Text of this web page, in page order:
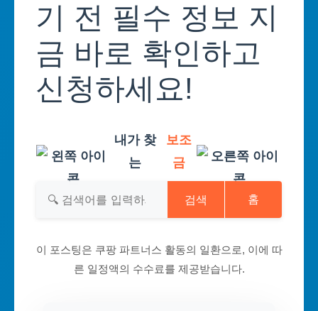
기 전 필수 정보 지
금 바로 확인하고
신청하세요!
내가 찾
는
보조
금
검색 홈
이 포스팅은 쿠팡 파트너스 활동의 일환으로, 이에 따
른 일정액의 수수료를 제공받습니다.